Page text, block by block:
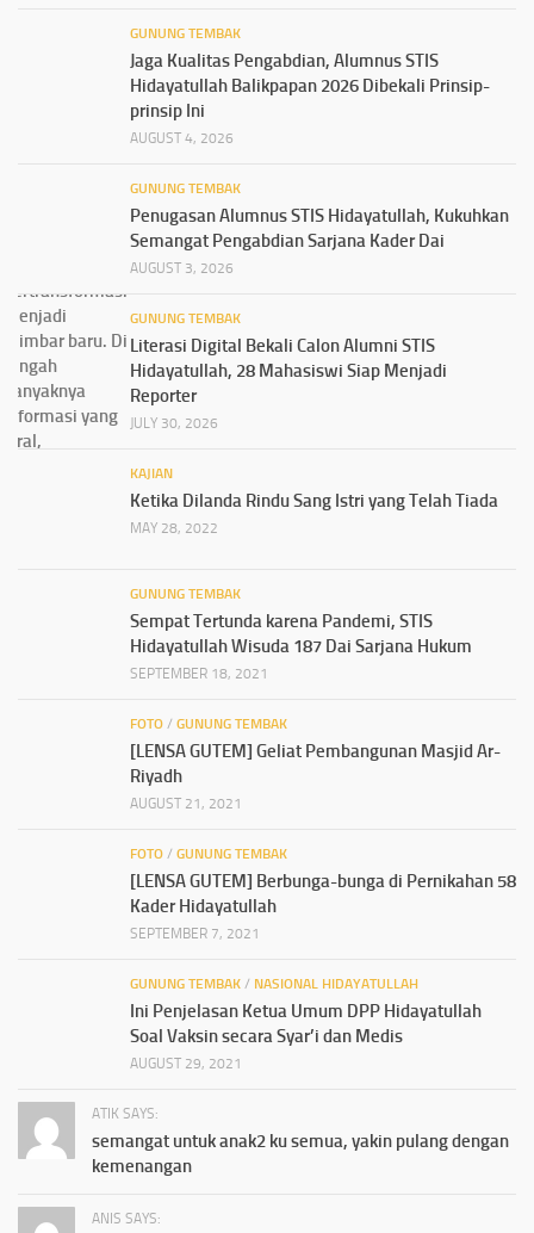
GUNUNG TEMBAK
Jaga Kualitas Pengabdian, Alumnus STIS
Hidayatullah Balikpapan 2026 Dibekali Prinsip-
prinsip Ini
AUGUST 4, 2026
GUNUNG TEMBAK
Penugasan Alumnus STIS Hidayatullah, Kukuhkan
Semangat Pengabdian Sarjana Kader Dai
AUGUST 3, 2026
GUNUNG TEMBAK
Literasi Digital Bekali Calon Alumni STIS
Hidayatullah, 28 Mahasiswi Siap Menjadi
Reporter
JULY 30, 2026
KAJIAN
Ketika Dilanda Rindu Sang Istri yang Telah Tiada
MAY 28, 2022
GUNUNG TEMBAK
Sempat Tertunda karena Pandemi, STIS
Hidayatullah Wisuda 187 Dai Sarjana Hukum
SEPTEMBER 18, 2021
FOTO / GUNUNG TEMBAK
[LENSA GUTEM] Geliat Pembangunan Masjid Ar-
Riyadh
AUGUST 21, 2021
FOTO / GUNUNG TEMBAK
[LENSA GUTEM] Berbunga-bunga di Pernikahan 58
Kader Hidayatullah
SEPTEMBER 7, 2021
GUNUNG TEMBAK / NASIONAL HIDAYATULLAH
Ini Penjelasan Ketua Umum DPP Hidayatullah
Soal Vaksin secara Syar’i dan Medis
AUGUST 29, 2021
ATIK SAYS:
semangat untuk anak2 ku semua, yakin pulang dengan
kemenangan
ANIS SAYS: